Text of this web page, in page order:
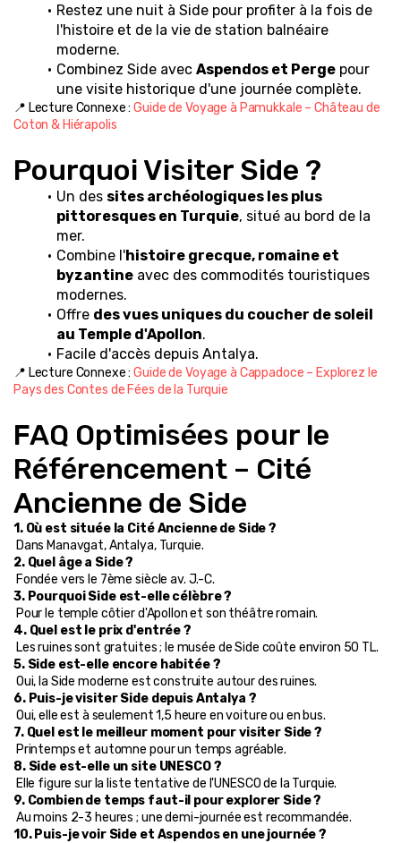
Restez une nuit à Side pour profiter à la fois de
l'histoire et de la vie de station balnéaire
moderne.
Combinez Side avec Aspendos et Perge pour
une visite historique d'une journée complète.
📍 Lecture Connexe : Guide de Voyage à Pamukkale – Château de
Coton & Hiérapolis
Pourquoi Visiter Side ?
Un des sites archéologiques les plus
pittoresques en Turquie, situé au bord de la
mer.
Combine l'histoire grecque, romaine et
byzantine avec des commodités touristiques
modernes.
Offre des vues uniques du coucher de soleil
au Temple d'Apollon.
Facile d'accès depuis Antalya.
📍 Lecture Connexe : Guide de Voyage à Cappadoce – Explorez le
Pays des Contes de Fées de la Turquie
FAQ Optimisées pour le
Référencement – Cité
Ancienne de Side
1. Où est située la Cité Ancienne de Side ?
Dans Manavgat, Antalya, Turquie.
2. Quel âge a Side ?
Fondée vers le 7ème siècle av. J.-C.
3. Pourquoi Side est-elle célèbre ?
Pour le temple côtier d'Apollon et son théâtre romain.
4. Quel est le prix d'entrée ?
Les ruines sont gratuites ; le musée de Side coûte environ 50 TL.
5. Side est-elle encore habitée ?
Oui, la Side moderne est construite autour des ruines.
6. Puis-je visiter Side depuis Antalya ?
Oui, elle est à seulement 1,5 heure en voiture ou en bus.
7. Quel est le meilleur moment pour visiter Side ?
Printemps et automne pour un temps agréable.
8. Side est-elle un site UNESCO ?
Elle figure sur la liste tentative de l'UNESCO de la Turquie.
9. Combien de temps faut-il pour explorer Side ?
Au moins 2-3 heures ; une demi-journée est recommandée.
10. Puis-je voir Side et Aspendos en une journée ?